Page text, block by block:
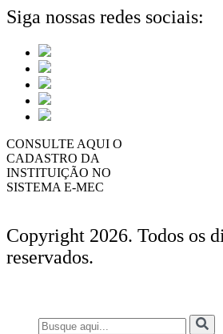
Siga nossas redes sociais:
CONSULTE AQUI O
CADASTRO DA
INSTITUIÇÃO NO
SISTEMA E-MEC
Copyright 2026. Todos os
reservados.